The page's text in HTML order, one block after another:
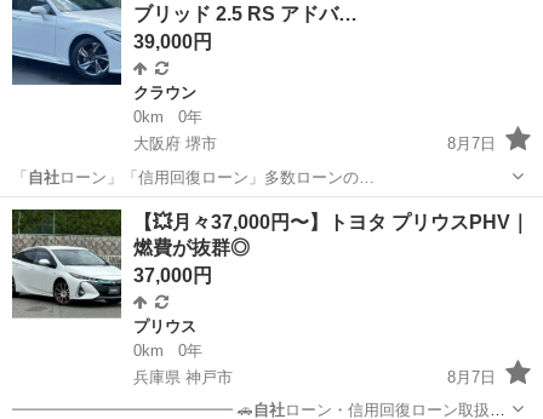
ブリッド 2.5 RS アドバ…
39,000円
クラウン
0km
0年
大阪府 堺市
8月7日
「自社ローン」「信用回復ローン」多数ローンの…
大阪 堺市 クラウン 月々
【💥月々37,000円〜】トヨタ プリウスPHV｜
燃費が抜群◎
37,000円
プリウス
0km
0年
兵庫県 神戸市
8月7日
━━━━━━━━━━━━━━ 🚗自社ローン・信用回復ローン取扱い